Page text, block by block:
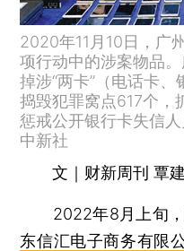
2020年11月10日，广
项行动中的涉案物品
掉涉“两卡”（电话卡、
捣毁犯罪窝点617个，
惩戒公开银行卡失信
中新社
文｜财新周刊 覃
2022年8月上旬，
东信汇电子商务有限